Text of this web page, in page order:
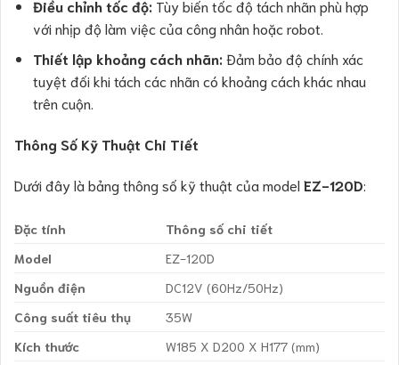
Điều chỉnh tốc độ: Tùy biến tốc độ tách nhãn phù hợp
với nhịp độ làm việc của công nhân hoặc robot.
Thiết lập khoảng cách nhãn: Đảm bảo độ chính xác
tuyệt đối khi tách các nhãn có khoảng cách khác nhau
trên cuộn.
Thông Số Kỹ Thuật Chi Tiết
Dưới đây là bảng thông số kỹ thuật của model EZ-120D:
Đặc tính
Thông số chi tiết
Model
EZ-120D
Nguồn điện
DC12V (60Hz/50Hz)
Công suất tiêu thụ
35W
Kích thước
W185 X D200 X H177 (mm)